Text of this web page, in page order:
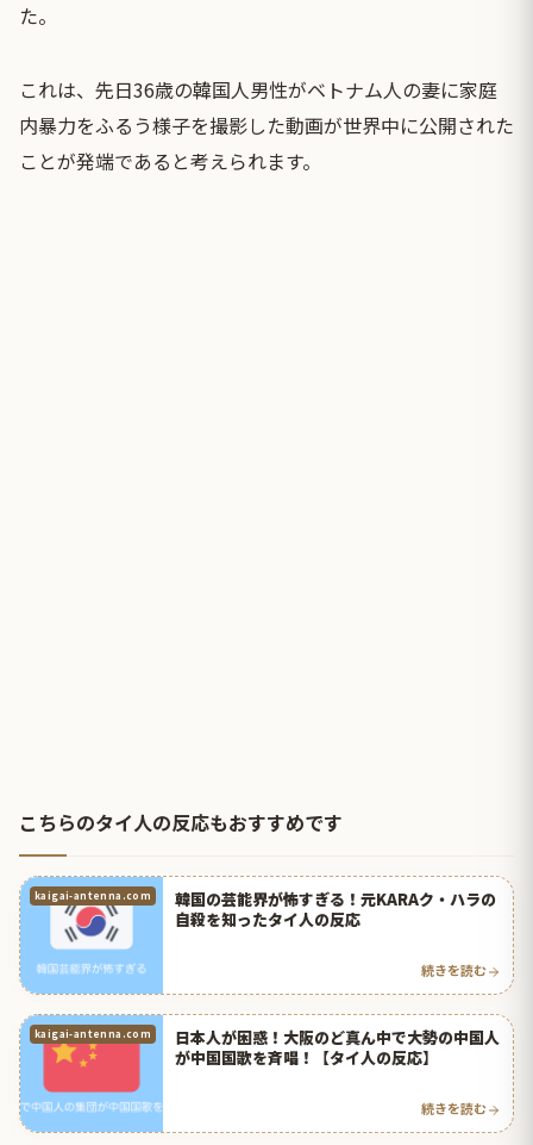
た。
これは、先日36歳の韓国人男性がベトナム人の妻に家庭
内暴力をふるう様子を撮影した動画が世界中に公開された
ことが発端であると考えられます。
こちらのタイ人の反応もおすすめです
kaigai-antenna.com
韓国の芸能界が怖すぎる！元KARAク・ハラの
自殺を知ったタイ人の反応
続きを読む
kaigai-antenna.com
日本人が困惑！大阪のど真ん中で大勢の中国人
が中国国歌を斉唱！【タイ人の反応】
続きを読む